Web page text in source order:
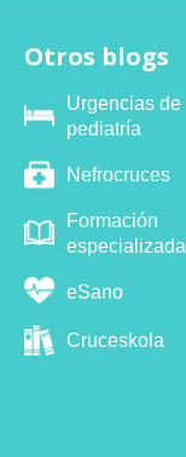
Otros blogs
Urgencias de
pediatría
Nefrocruces
Formación
especializada
eSano
Cruceskola